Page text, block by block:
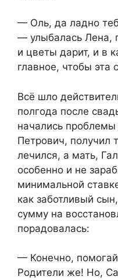
— Оль, да ладно
— улыбалась Лена,
и цветы дарит, и в
главное, чтобы эта
Всё шло
полгода после
начались
Петрович, получил
лечился, а мать,
особенно и не
минимальной
как заботливый
сумму на
порадовалась:
— Конечно,
Родители же! Но,